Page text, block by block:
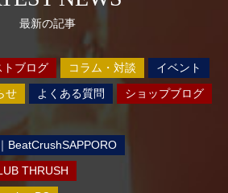
最新の記事
トブログ コラム・対談
イベント
せ よくある質問
ショップブログ
BeatCrushSAPPORO
THRUSH